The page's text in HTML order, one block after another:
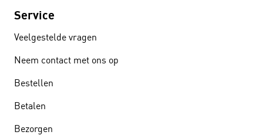
Service
Veelgestelde vragen
Neem contact met ons op
Bestellen
Betalen
Bezorgen